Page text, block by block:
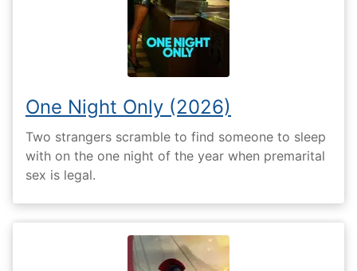
One Night Only (2026)
Two strangers scramble to find someone to sleep
with on the one night of the year when premarital
sex is legal.